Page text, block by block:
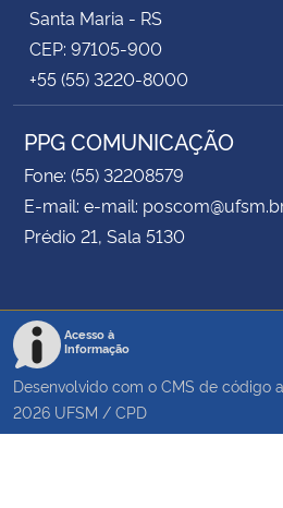
Santa Maria - RS
CEP: 97105-900
+55 (55) 3220-8000
PPG COMUNICAÇÃO
Fone: (55) 32208579
E-mail: e-mail:
Prédio 21, Sala 5130
Acesso à
Informação
Desenvolvido com o CMS de código
2026 UFSM / CPD